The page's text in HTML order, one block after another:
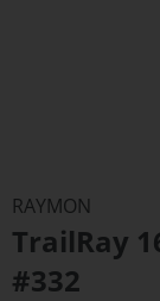
der
Bildergalerie
springen
RAYMON
TrailRay
#332